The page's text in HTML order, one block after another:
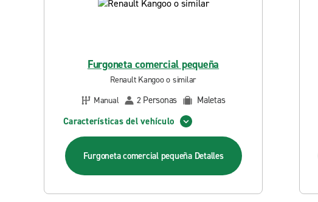
Furgoneta comercial pequeña
Renault Kangoo o similar
Manual
2 Personas
Maletas
Características del vehículo
Furgoneta comercial pequeña Detalles